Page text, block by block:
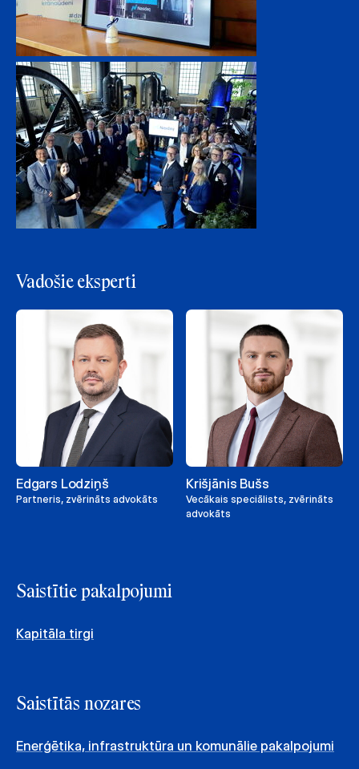
Vadošie eksperti
Edgars Lodziņš
Partneris, zvērināts advokāts
Krišjānis Bušs
Vecākais speciālists, zvērināts
advokāts
Saistītie pakalpojumi
Kapitāla tirgi
Saistītās nozares
Enerģētika, infrastruktūra un komunālie pakalpojumi